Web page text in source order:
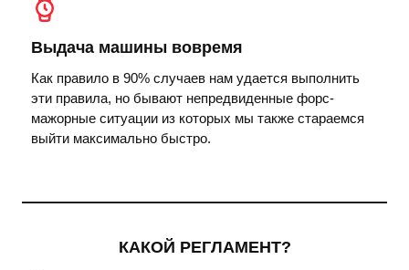
Выдача машины вовремя
Как правило в 90% случаев нам удается выполнить
эти правила, но бывают непредвиденные форс-
мажорные ситуации из которых мы также стараемся
выйти максимально быстро.
КАКОЙ РЕГЛАМЕНТ?